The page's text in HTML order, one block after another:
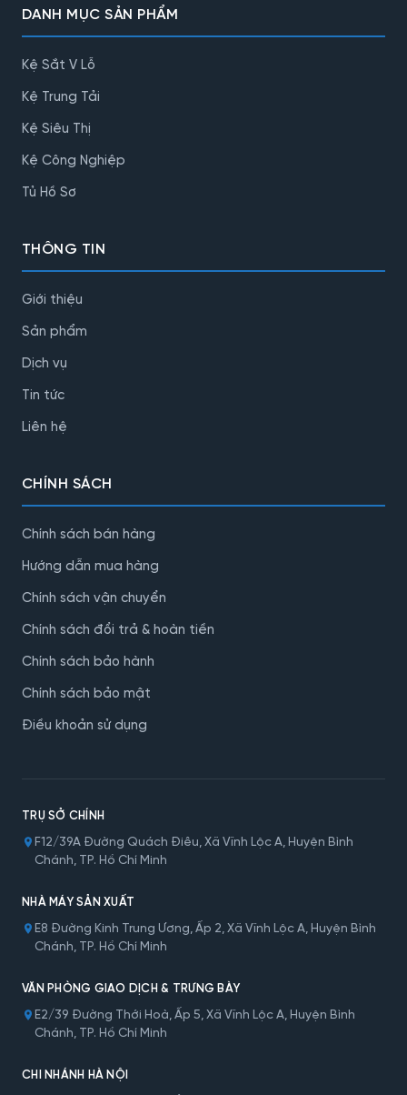
DANH MỤC SẢN PHẨM
Kệ Sắt V Lỗ
Kệ Trung Tải
Kệ Siêu Thị
Kệ Công Nghiệp
Tủ Hồ Sơ
THÔNG TIN
Giới thiệu
Sản phẩm
Dịch vụ
Tin tức
Liên hệ
CHÍNH SÁCH
Chính sách bán hàng
Hướng dẫn mua hàng
Chính sách vận chuyển
Chính sách đổi trả & hoàn tiền
Chính sách bảo hành
Chính sách bảo mật
Điều khoản sử dụng
TRỤ SỞ CHÍNH
F12/39A Đường Quách Điêu, Xã Vĩnh Lộc A, Huyện Bình
Chánh, TP. Hồ Chí Minh
NHÀ MÁY SẢN XUẤT
E8 Đường Kinh Trung Ương, Ấp 2, Xã Vĩnh Lộc A, Huyện Bình
Chánh, TP. Hồ Chí Minh
VĂN PHÒNG GIAO DỊCH & TRƯNG BÀY
E2/39 Đường Thới Hoà, Ấp 5, Xã Vĩnh Lộc A, Huyện Bình
Chánh, TP. Hồ Chí Minh
CHI NHÁNH HÀ NỘI